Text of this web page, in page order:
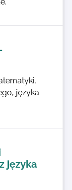
języka
języka